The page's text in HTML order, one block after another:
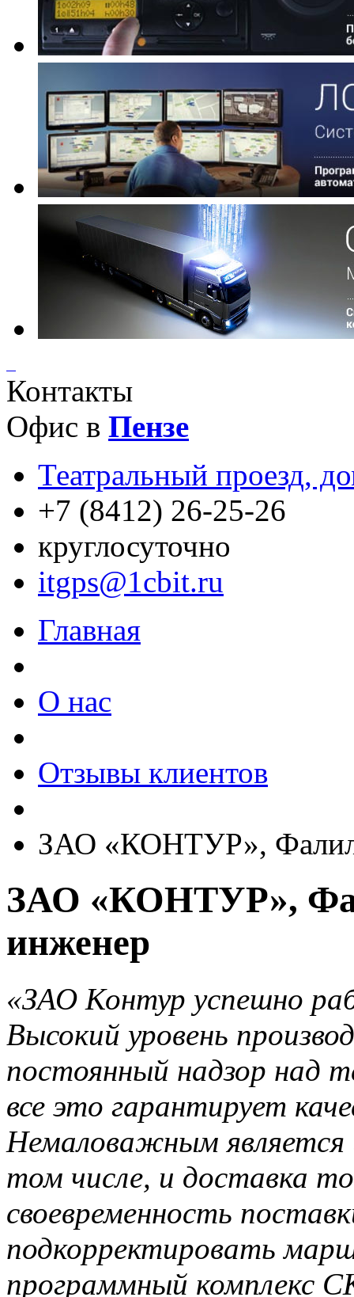
Контакты
Офис в Пензе
Театральный проезд,
+7 (8412) 26-25-26
круглосуточно
itgps@1cbit.ru
Главная
О нас
Отзывы клиентов
ЗАО «КОНТУР»,
ЗАО «КОНТУР»,
инженер
«ЗАО Контур успешно
Высокий уровень
постоянный надзор над
все это гарантирует
Немаловажным является
том числе, и доставка
своевременность
подкорректировать
программный комплекс